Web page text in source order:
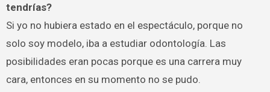
tendrías?
Si yo no hubiera estado en el espectáculo, porque no
solo soy modelo, iba a estudiar odontología. Las
posibilidades eran pocas porque es una carrera muy
cara, entonces en su momento no se pudo.